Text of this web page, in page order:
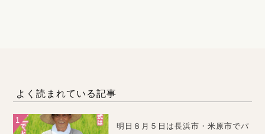
よく読まれている記事
明日８月５日は長浜市・米原市でパ